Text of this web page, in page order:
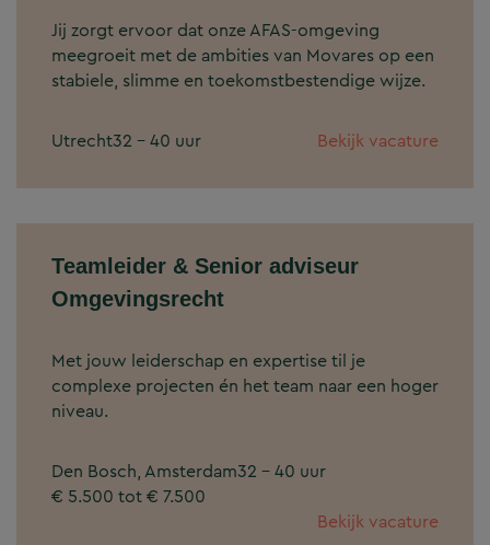
Jij zorgt ervoor dat onze AFAS‑omgeving
meegroeit met de ambities van Movares op een
stabiele, slimme en toekomstbestendige wijze.
Utrecht32 - 40 uur Bekijk vacature
Teamleider & Senior adviseur
Omgevingsrecht
Met jouw leiderschap en expertise til je
complexe projecten én het team naar een hoger
niveau.
Den Bosch, Amsterdam32 - 40 uur
€ 5.500 tot € 7.500
Bekijk vacature